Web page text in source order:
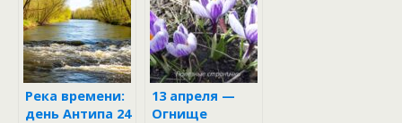
Река времени:
день Антипа 24
13 апреля —
Огнище